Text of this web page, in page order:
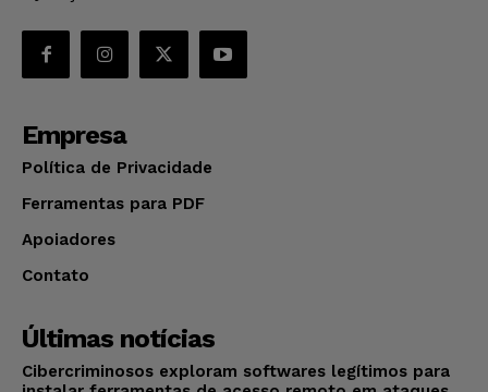
Empresa
Política de Privacidade
Ferramentas para PDF
Apoiadores
Contato
Últimas notícias
Cibercriminosos exploram softwares legítimos para